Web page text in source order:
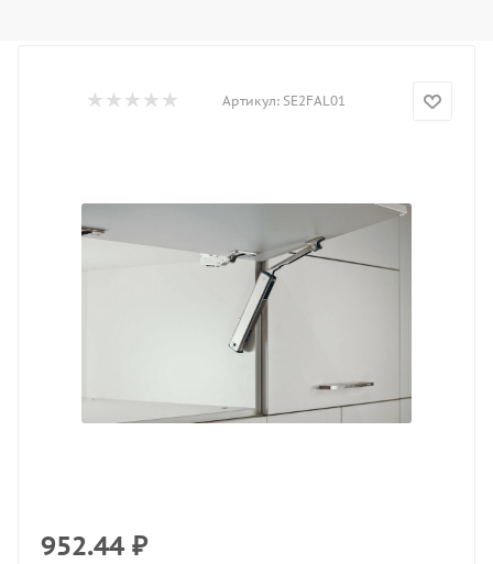
Артикул: SE2FAL01
952.44 ₽